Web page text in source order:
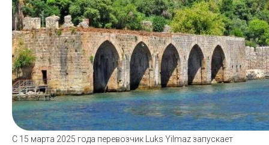
С 15 марта 2025 года перевозчик Luks Yilmaz запускает